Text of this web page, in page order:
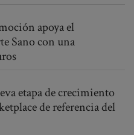
apoya el
Sano con una
etapa de crecimiento
de referencia del